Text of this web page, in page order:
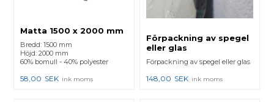
Matta 1500 x 2000 mm
Bredd: 1500 mm
Höjd: 2000 mm
60% bomull - 40% polyester
58,00 SEK ink moms
Förpackning av spegel
eller glas
Förpackning av spegel eller glas
148,00 SEK ink moms